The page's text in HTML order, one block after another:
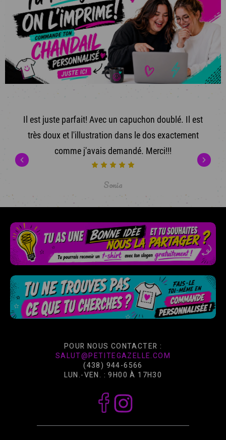
Il est juste parfait! Avec un capuchon doublé. Il est
très doux et l'illustration dans le dos exactement
comme j'avais demandé. Merci!!!
Sonia
POUR NOUS CONTACTER :
SALUT@PETITEGAZELLE.COM
(438) 944-6566
LUN.-VEN. : 9H00 À 17H30